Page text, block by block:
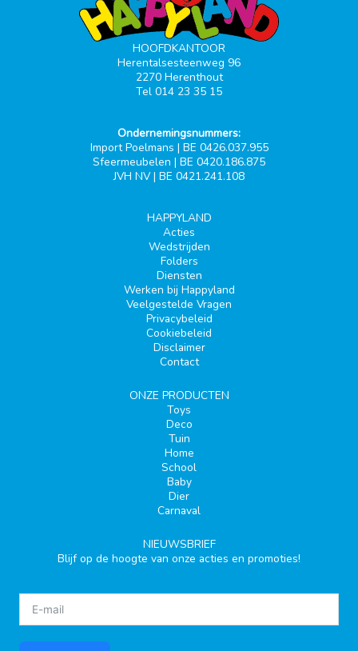
HOOFDKANTOOR
Herentalsesteenweg 96
2270 Herenthout
Tel 014 23 35 15
Ondernemingsnummers:
Import Poelmans | BE 0426.037.955
Sfeermeubelen | BE 0420.186.875
JVH NV | BE 0421.241.108
HAPPYLAND
Acties
Wedstrijden
Folders
Diensten
Werken bij Happyland
Veelgestelde Vragen
Privacybeleid
Cookiebeleid
Disclaimer
Contact
ONZE PRODUCTEN
Toys
Deco
Tuin
Home
School
Baby
Dier
Carnaval
NIEUWSBRIEF
Blijf op de hoogte van onze acties en promoties!